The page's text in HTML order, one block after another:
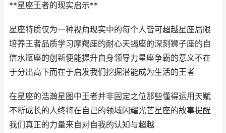
**星座王者的现实启示**
星座特质仅为一种视角现实中的每个人皆可超越星座局限
培养王者品质学习摩羯座的耐心天蝎座的深刻狮子座的自
信水瓶座的创新便能提升自身领导力星座争霸的意义不在
于分出高下而在于启发我们挖掘潜能成为生活的王者
在星座的浩瀚星图中王者并非固定之位那些懂得运用天赋
不断成长的人终将在自己的领域闪耀光芒星座的故事提醒
我们真正的力量来自对自我的认知与超越